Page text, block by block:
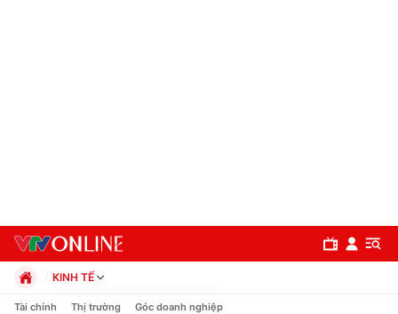
KINH TẾ
Chính trị
Tài chính Thị trường Góc doanh nghiệp